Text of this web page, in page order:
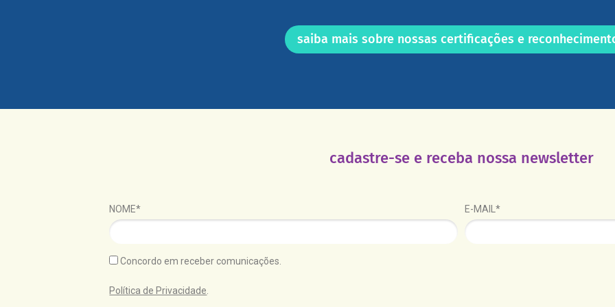
saiba mais sobre nossas certificações e
cadastre-se e receba nossa newsletter
NOME* E-MAIL*
Concordo em receber comunicações.
Política de Privacidade